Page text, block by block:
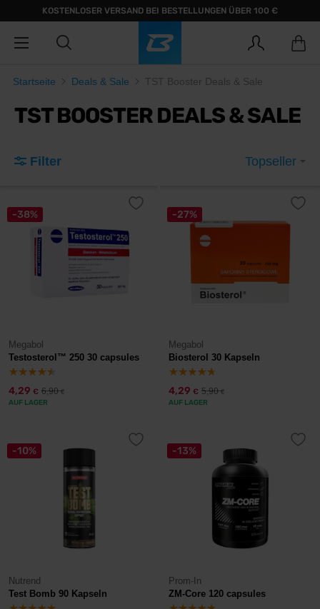
KOSTENLOSER VERSAND BEI BESTELLUNGEN ÜBER 100 €
Startseite Deals & Sale TST Booster Deals & Sale
TST BOOSTER DEALS & SALE
Filter Topseller
-38%
Megabol
Testosterol™ 250 30 capsules
4,29 € 6,90€
AUF LAGER
-27%
Megabol
Biosterol 30 Kapseln
4,29 € 5,90€
AUF LAGER
-10%
Nutrend
Test Bomb 90 Kapseln
-13%
Prom-In
ZM-Core 120 capsules